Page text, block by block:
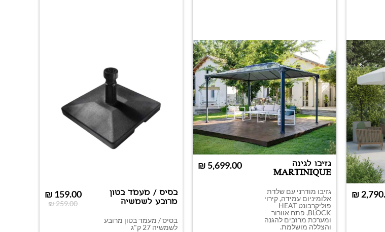
₪
גזיבו לגינה
MARTINIQUE
גזיבו מודרני עם שלדת
אלומיניום עמידה, קירוי
פוליקרבונט HEAT
BLOCK, פתח אוורור
ומערכת מרזבים להגנה
והצללה מושלמת.
₪
בסיס / מעמד בטון
מרובע לשמשיה
בסיס / מעמד בטון מרובע
לשמשיה 27 ק"ג
₪259.00
₪ 159.00